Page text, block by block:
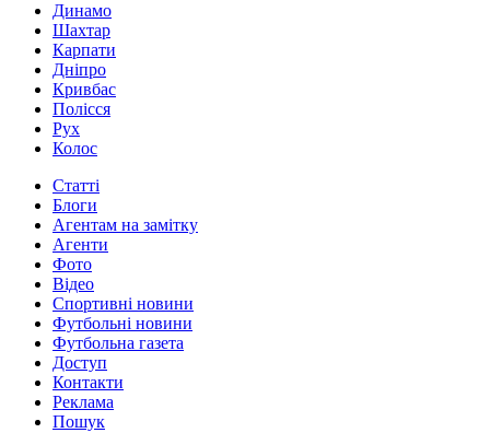
Динамо
Шахтар
Карпати
Дніпро
Кривбас
Полісся
Рух
Колос
Статті
Блоги
Агентам на замітку
Агенти
Фото
Відео
Спортивні новини
Футбольні новини
Футбольна газета
Доступ
Контакти
Реклама
Пошук